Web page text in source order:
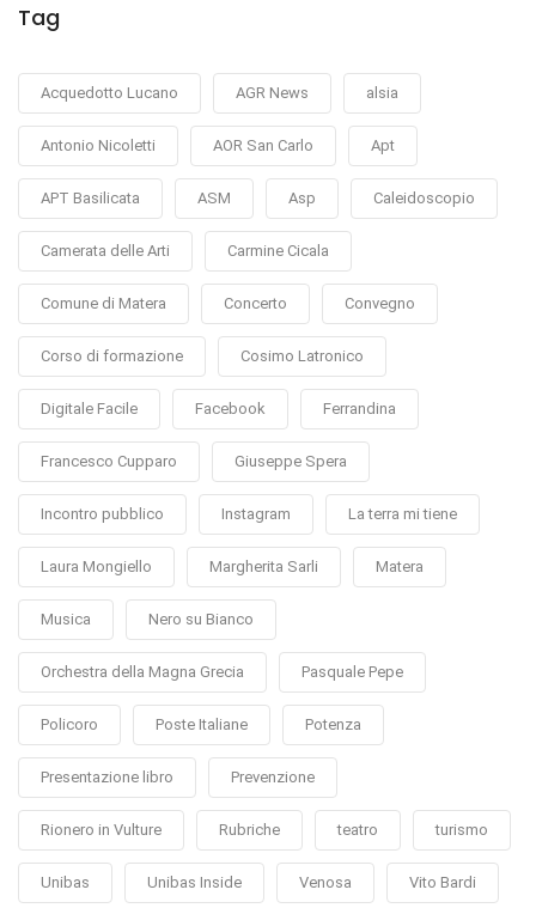
Tag
Acquedotto Lucano AGR News alsia
Antonio Nicoletti AOR San Carlo Apt
APT Basilicata ASM Asp Caleidoscopio
Camerata delle Arti Carmine Cicala
Comune di Matera Concerto Convegno
Corso di formazione Cosimo Latronico
Digitale Facile Facebook Ferrandina
Francesco Cupparo Giuseppe Spera
Incontro pubblico Instagram La terra mi tiene
Laura Mongiello Margherita Sarli Matera
Musica Nero su Bianco
Orchestra della Magna Grecia Pasquale Pepe
Policoro Poste Italiane Potenza
Presentazione libro Prevenzione
Rionero in Vulture Rubriche teatro turismo
Unibas Unibas Inside Venosa Vito Bardi